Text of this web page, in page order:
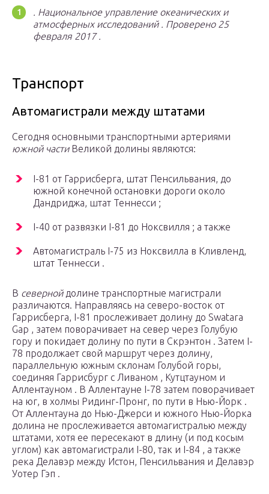
. Национальное управление океанических и
атмосферных исследований . Проверено 25
февраля 2017.
Транспорт
Автомагистрали между штатами
Сегодня основными транспортными артериями
южной частиВеликой долины являются:
I-81 от Гаррисберга, штат Пенсильвания, до
южной конечной остановки дороги около
Дандриджа, штат Теннесси ;
I-40 от развязки I-81 до Ноксвилля ; а также
Автомагистраль I-75 из Ноксвилла в Кливленд,
штат Теннесси .
В севернойдолине транспортные магистрали
различаются. Направляясь на северо-восток от
Гаррисберга, I-81 прослеживает долину до Swatara
Gap , затем поворачивает на север через Голубую
гору и покидает долину по пути в Скрэнтон . Затем I-
78 продолжает свой маршрут через долину,
параллельную южным склонам Голубой горы,
соединяя Гаррисбург с Ливаном , Кутцтауном и
Аллентауном . В Аллентауне I-78 затем поворачивает
на юг, в холмы Ридинг-Пронг, по пути в Нью-Йорк .
От Аллентауна до Нью-Джерси и южного Нью-Йорка
долина не прослеживается автомагистралью между
штатами, хотя ее пересекают в длину (и под косым
углом) как автомагистрали I-80, так и I-84 , а также
река Делавэр между Истон, Пенсильвания и Делавэр
Уотер Гэп .